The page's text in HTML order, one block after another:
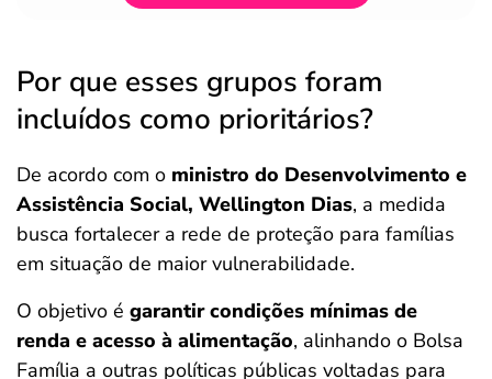
Por que esses grupos foram
incluídos como prioritários?
De acordo com o ministro do Desenvolvimento e
Assistência Social, Wellington Dias, a medida
busca fortalecer a rede de proteção para famílias
em situação de maior vulnerabilidade.
O objetivo é garantir condições mínimas de
renda e acesso à alimentação, alinhando o Bolsa
Família a outras políticas públicas voltadas para